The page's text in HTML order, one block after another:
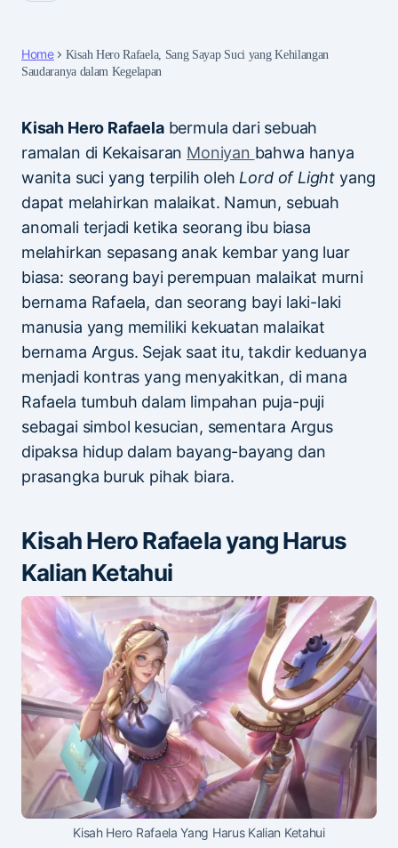
Home
Kisah Hero Rafaela, Sang Sayap Suci yang Kehilangan
Saudaranya dalam Kegelapan
Kisah Hero Rafaelabermula dari sebuah
ramalan di Kekaisaran Moniyan bahwa hanya
wanita suci yang terpilih oleh Lord of Light yang
dapat melahirkan malaikat. Namun, sebuah
anomali terjadi ketika seorang ibu biasa
melahirkan sepasang anak kembar yang luar
biasa: seorang bayi perempuan malaikat murni
bernama Rafaela, dan seorang bayi laki-laki
manusia yang memiliki kekuatan malaikat
bernama Argus. Sejak saat itu, takdir keduanya
menjadi kontras yang menyakitkan, di mana
Rafaela tumbuh dalam limpahan puja-puji
sebagai simbol kesucian, sementara Argus
dipaksa hidup dalam bayang-bayang dan
prasangka buruk pihak biara.
Kisah Hero Rafaela yang Harus
Kalian Ketahui
Kisah Hero Rafaela Yang Harus Kalian Ketahui